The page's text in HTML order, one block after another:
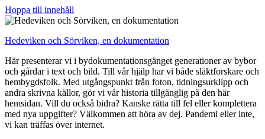
Hoppa till innehåll
Hedeviken och Sörviken, en dokumentation
Här presenterar vi i bydokumentationsgänget generationer av bybor
och gårdar i text och bild. Till vår hjälp har vi både släktforskare och
hembygdsfolk. Med utgångspunkt från foton, tidningsurklipp och
andra skrivna källor, gör vi vår historia tillgänglig på den här
hemsidan. Vill du också bidra? Kanske rätta till fel eller komplettera
med nya uppgifter? Välkommen att höra av dej. Pandemi eller inte,
vi kan träffas över internet.